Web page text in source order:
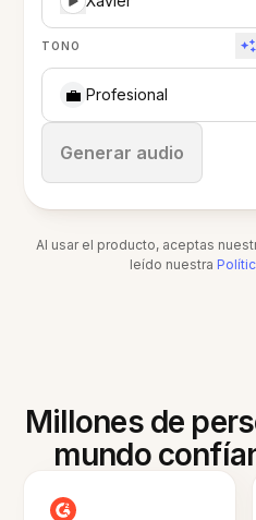
TONO
💼 Profesional
Generar audio
Detener
Al usar el producto, aceptas
leído nuestra
Millones de
mundo